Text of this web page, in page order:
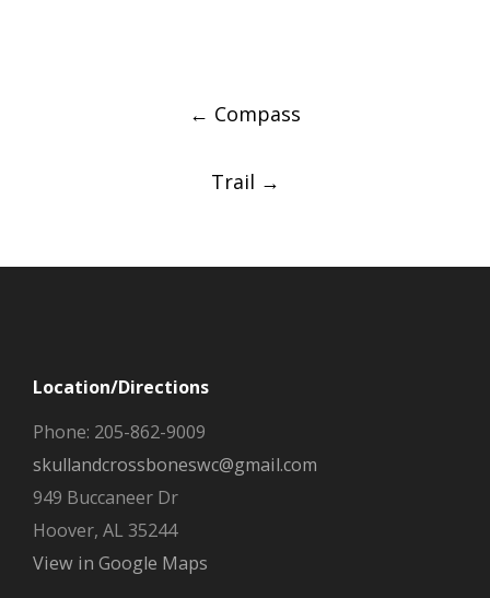
← Compass
Trail →
Location/Directions
Phone: 205-862-9009
skullandcrossboneswc@gmail.com
949 Buccaneer Dr
Hoover, AL 35244
View in Google Maps